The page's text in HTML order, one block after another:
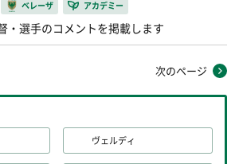
ベレーザ アカデミー
・選手のコメントを掲載します
次のページ
ヴェルディ